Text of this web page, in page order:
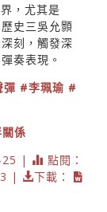
，尤其是
史三吳允顥
刻，觸發深
奏表現。
彈 #李珮瑜 #
係
25 |
點閱：
|
下載：